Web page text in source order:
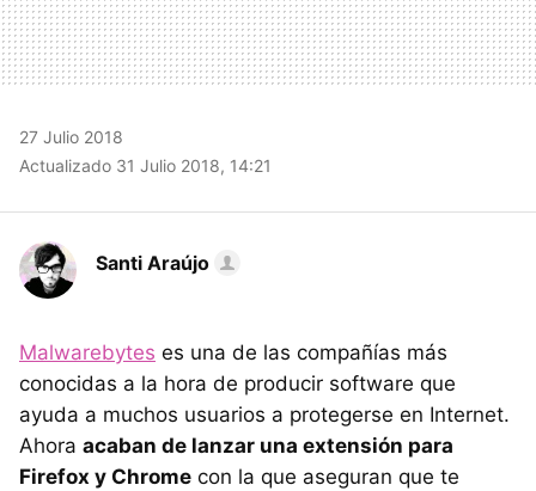
27 Julio 2018
Actualizado 31 Julio 2018, 14:21
Santi Araújo
Malwarebytes es una de las compañías más
conocidas a la hora de producir software que
ayuda a muchos usuarios a protegerse en Internet.
Ahora acaban de lanzar una extensión para
Firefox y Chrome con la que aseguran que te